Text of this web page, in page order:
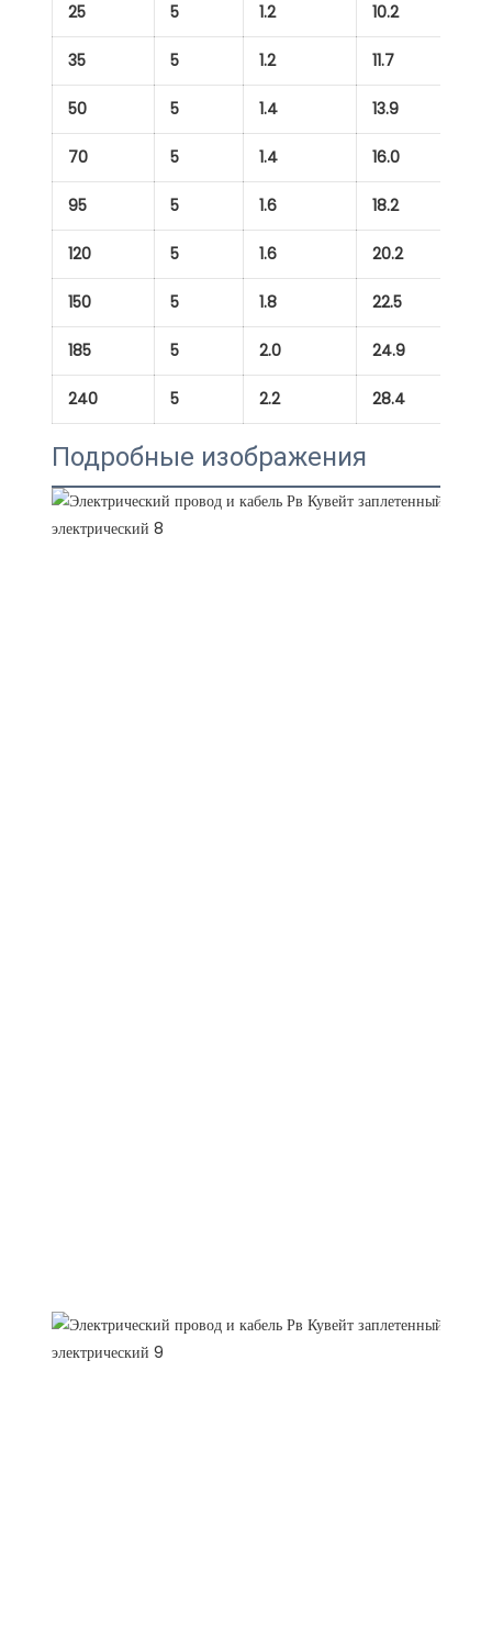
25 5 1.2 10.2
35 5 1.2 11.7
50 5 1.4 13.9
70 5 1.4 16.0
95 5 1.6 18.2
120 5 1.6 20.2
150 5 1.8 22.5
185 5 2.0 24.9
240 5 2.2 28.4
Подробные изображения